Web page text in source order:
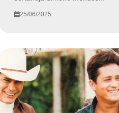
25/06/2025